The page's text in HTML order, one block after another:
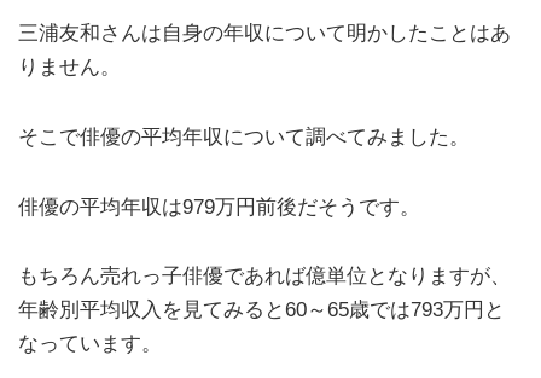
三浦友和さんは自身の年収について明かしたことはあ
りません。
そこで俳優の平均年収について調べてみました。
俳優の平均年収は979万円前後だそうです。
もちろん売れっ子俳優であれば億単位となりますが、
年齢別平均収入を見てみると60～65歳では793万円と
なっています。